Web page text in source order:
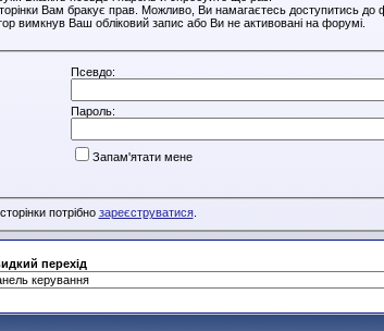
Вам бракує прав. Можливо, Ви намагаєтесь доступитись до
вимкнув Ваш обліковий запис або Ви не активовані на форумі.
Псевдо:
Пароль:
Запам'ятати мене
потрібно зареєструватися.
перехід